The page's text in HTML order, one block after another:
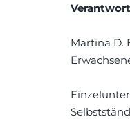
Martina D.